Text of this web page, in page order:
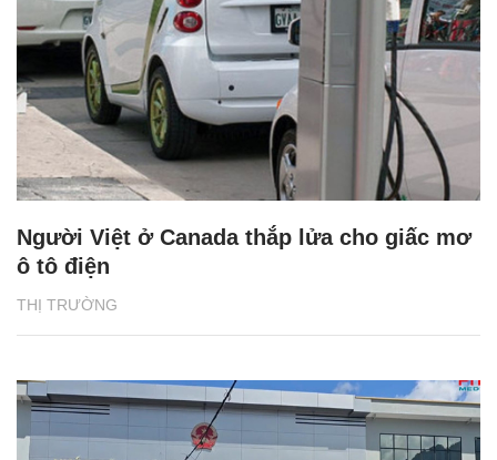
THỊ TRƯỜNG
Người Việt ở Canada thắp lửa cho giấc mơ
ô tô điện